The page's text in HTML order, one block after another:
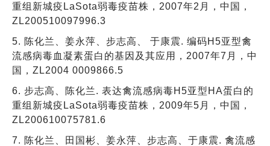
重组新城疫LaSota弱毒疫苗株，2007年2月，中国，
ZL200510097996.3
5. 陈化兰、姜永萍、步志高、 于康震. 编码H5亚型禽
流感病毒血凝素蛋白的基因及其应用，2007年7月，中
国，ZL2004 0009866.5
6. 步志高、陈化兰. 表达禽流感病毒H5亚型HA蛋白的
重组新城疫LaSota弱毒疫苗株，2009年5月，中国，
ZL200610075781.6
7. 陈化兰、田国彬、姜永萍、步志高、于康震. 禽流感